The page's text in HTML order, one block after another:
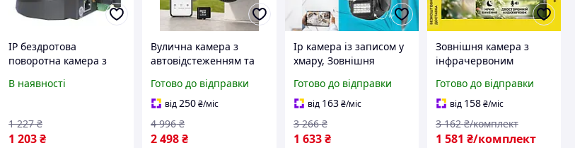
IP бездротова
поворотна камера з
підсвічуванням WI-FI T
В наявності
1 203₴
1 227 ₴
Вулична камера з
автовідстеженням та
підсвічуванням для
нічного режиму та
охорони приватного
будинку з мобільним
Готово до відправки
від250₴/міс
2 498₴
4 996 ₴
Ip камера із записом у
хмару, Зовнішня
інфрачервоним
підсвічуванням,
Камера із записом на
sd-карту, WFW
Готово до відправки
від 163 ₴/міс
1 633 ₴
3 266 ₴
Зовнішня камера з
інфрачервоним
Розумна камера
виявлення руху для
домашньої безпеки PZX
Готово до відправки
від 158₴/міс
1 581 ₴/комплект
3 162 ₴/комплект